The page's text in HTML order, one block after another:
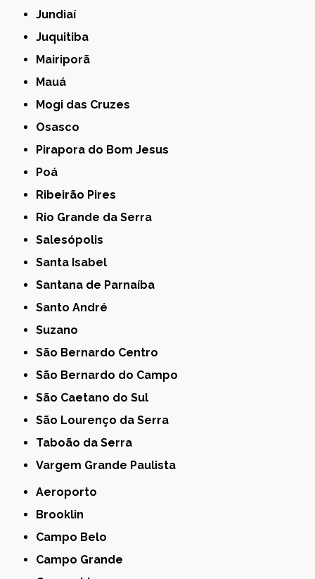
Jundiaí
Juquitiba
Mairiporã
Mauá
Mogi das Cruzes
Osasco
Pirapora do Bom Jesus
Poá
Ribeirão Pires
Rio Grande da Serra
Salesópolis
Santa Isabel
Santana de Parnaíba
Santo André
Suzano
São Bernardo Centro
São Bernardo do Campo
São Caetano do Sul
São Lourenço da Serra
Taboão da Serra
Vargem Grande Paulista
Aeroporto
Brooklin
Campo Belo
Campo Grande